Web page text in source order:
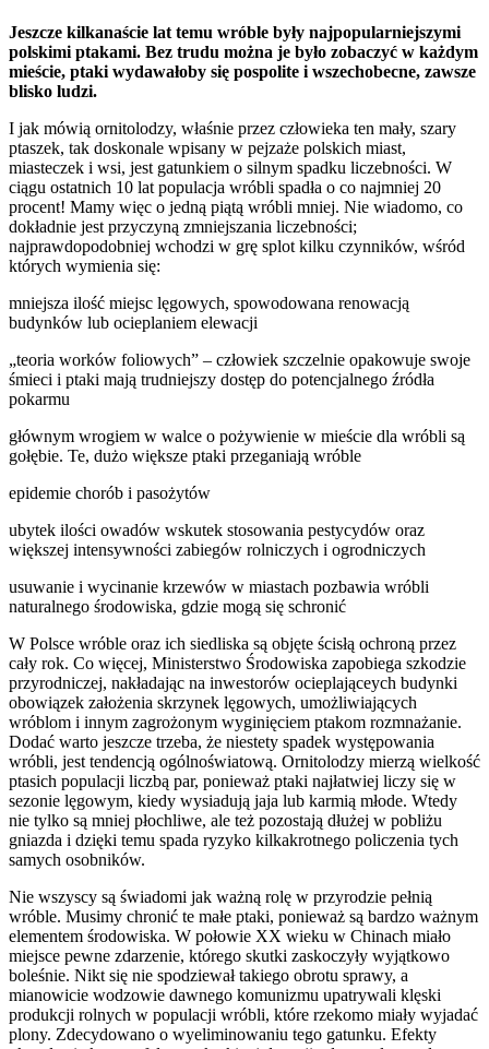
Jeszcze kilkanaście lat temu wróble były najpopularniejszymi
polskimi ptakami. Bez trudu można je było zobaczyć w każdym
mieście, ptaki wydawałoby się pospolite i wszechobecne, zawsze
blisko ludzi.
I jak mówią ornitolodzy, właśnie przez człowieka ten mały, szary
ptaszek, tak doskonale wpisany w pejzaże polskich miast,
miasteczek i wsi, jest gatunkiem o silnym spadku liczebności. W
ciągu ostatnich 10 lat populacja wróbli spadła o co najmniej 20
procent! Mamy więc o jedną piątą wróbli mniej. Nie wiadomo, co
dokładnie jest przyczyną zmniejszania liczebności;
najprawdopodobniej wchodzi w grę splot kilku czynników, wśród
których wymienia się:
mniejsza ilość miejsc lęgowych, spowodowana renowacją
budynków lub ocieplaniem elewacji
„teoria worków foliowych” – człowiek szczelnie opakowuje swoje
śmieci i ptaki mają trudniejszy dostęp do potencjalnego źródła
pokarmu
głównym wrogiem w walce o pożywienie w mieście dla wróbli są
gołębie. Te, dużo większe ptaki przeganiają wróble
epidemie chorób i pasożytów
ubytek ilości owadów wskutek stosowania pestycydów oraz
większej intensywności zabiegów rolniczych i ogrodniczych
usuwanie i wycinanie krzewów w miastach pozbawia wróbli
naturalnego środowiska, gdzie mogą się schronić
W Polsce wróble oraz ich siedliska są objęte ścisłą ochroną przez
cały rok. Co więcej, Ministerstwo Środowiska zapobiega szkodzie
przyrodniczej, nakładając na inwestorów ocieplająceych budynki
obowiązek założenia skrzynek lęgowych, umożliwiających
wróblom i innym zagrożonym wyginięciem ptakom rozmnażanie.
Dodać warto jeszcze trzeba, że niestety spadek występowania
wróbli, jest tendencją ogólnoświatową. Ornitolodzy mierzą wielkość
ptasich populacji liczbą par, ponieważ ptaki najłatwiej liczy się w
sezonie lęgowym, kiedy wysiadują jaja lub karmią młode. Wtedy
nie tylko są mniej płochliwe, ale też pozostają dłużej w pobliżu
gniazda i dzięki temu spada ryzyko kilkakrotnego policzenia tych
samych osobników.
Nie wszyscy są świadomi jak ważną rolę w przyrodzie pełnią
wróble. Musimy chronić te małe ptaki, ponieważ są bardzo ważnym
elementem środowiska. W połowie XX wieku w Chinach miało
miejsce pewne zdarzenie, którego skutki zaskoczyły wyjątkowo
boleśnie. Nikt się nie spodziewał takiego obrotu sprawy, a
mianowicie wodzowie dawnego komunizmu upatrywali klęski
produkcji rolnych w populacji wróbli, które rzekomo miały wyjadać
plony. Zdecydowano o wyeliminowaniu tego gatunku. Efekty